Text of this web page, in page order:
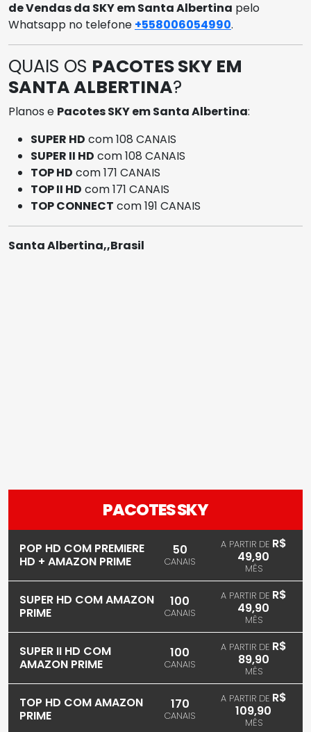
de Vendas da SKY em Santa Albertina pelo
Whatsapp no telefone +558006054990.
QUAIS OS PACOTES SKY EM
SANTA ALBERTINA?
Planos e Pacotes SKY em Santa Albertina:
SUPER HD com 108 CANAIS
SUPER II HD com 108 CANAIS
TOP HD com 171 CANAIS
TOP II HD com 171 CANAIS
TOP CONNECT com 191 CANAIS
Santa Albertina,,Brasil
PACOTES SKY
POP HD COM PREMIERE
HD + AMAZON PRIME
50
CANAIS
A PARTIR DE R$
49,90
MÊS
SUPER HD COM AMAZON
PRIME
100
CANAIS
A PARTIR DE R$
49,90
MÊS
SUPER II HD COM
AMAZON PRIME
100
CANAIS
A PARTIR DE R$
89,90
MÊS
TOP HD COM AMAZON
PRIME
170
CANAIS
A PARTIR DE R$
109,90
MÊS